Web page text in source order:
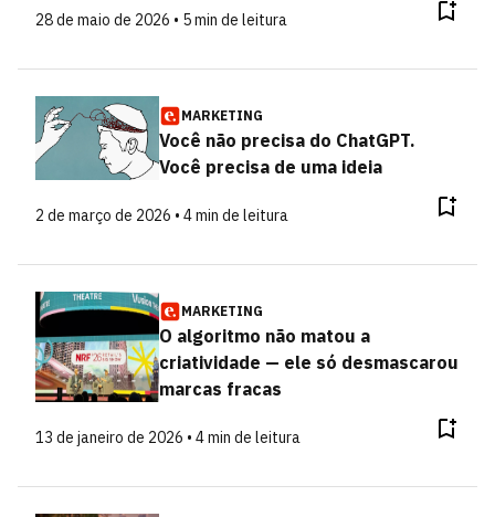
28 de maio de 2026 • 5 min de leitura
MARKETING
Você não precisa do ChatGPT.
Você precisa de uma ideia
2 de março de 2026 • 4 min de leitura
MARKETING
O algoritmo não matou a
criatividade — ele só desmascarou
marcas fracas
13 de janeiro de 2026 • 4 min de leitura